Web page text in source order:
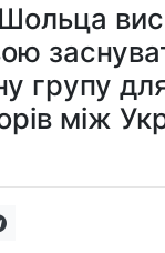
Шольца
групу
між